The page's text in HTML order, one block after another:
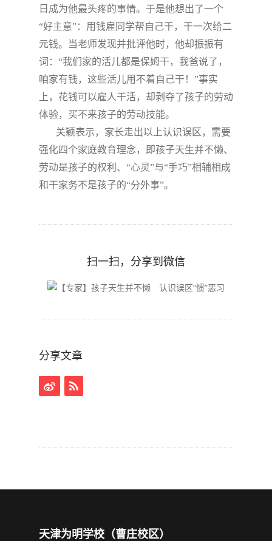
日成为他最头疼的事情。于是他想出了一个
“好主意”：用钱雇同学帮自己干，干一次给二
元钱。当老师发现并批评他时，他却振振有
词： “我们家的活儿都是保姆干，我爸说了，
咱家有钱，这些活儿用不着自己干！ ”事实
上，花钱可以雇人干活，却剥夺了孩子的劳动
体验，买不来孩子的劳动技能。
关颖表示，家长走出以上认识误区，需要
强化四个家庭教育理念，即孩子天生并不懒、
劳动是孩子的权利、 “心灵”与“手巧”相辅相成
和干家务不是孩子的“分外事”。
扫一扫，分享到微信
分享文章
天津为明学校（曹庄校区）